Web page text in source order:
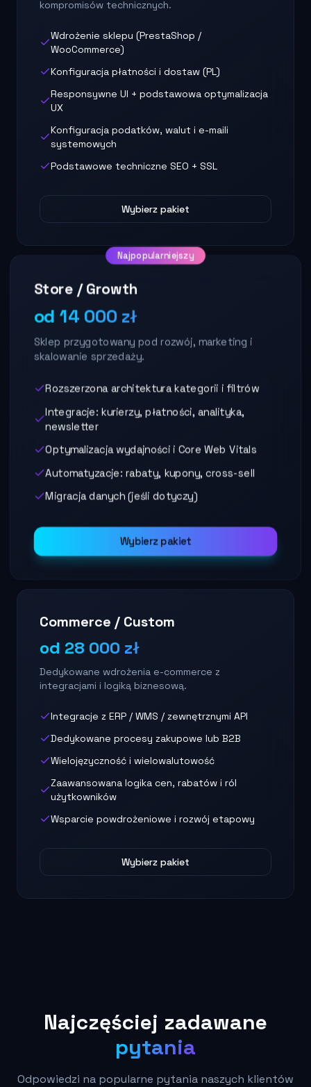
kompromisów technicznych.
Wdrożenie sklepu (PrestaShop /
WooCommerce)
Konfiguracja płatności i dostaw (PL)
Responsywne UI + podstawowa optymalizacja
UX
Konfiguracja podatków, walut i e-maili
systemowych
Podstawowe techniczne SEO + SSL
Wybierz pakiet
Najpopularniejszy
Store / Growth
od 14 000 zł
Sklep przygotowany pod rozwój, marketing i
skalowanie sprzedaży.
Rozszerzona architektura kategorii i filtrów
Integracje: kurierzy, płatności, analityka,
newsletter
Optymalizacja wydajności i Core Web Vitals
Automatyzacje: rabaty, kupony, cross-sell
Migracja danych (jeśli dotyczy)
Wybierz pakiet
Commerce / Custom
od 28 000 zł
Dedykowane wdrożenia e-commerce z
integracjami i logiką biznesową.
Integracje z ERP / WMS / zewnętrznymi API
Dedykowane procesy zakupowe lub B2B
Wielojęzyczność i wielowalutowość
Zaawansowana logika cen, rabatów i ról
użytkowników
Wsparcie powdrożeniowe i rozwój etapowy
Wybierz pakiet
Najczęściej zadawane
pytania
Odpowiedzi na popularne pytania naszych klientów